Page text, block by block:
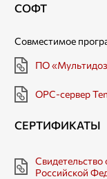
СОФТ
Совместимое
ПО
OPC-сервер
СЕРТИФИКАТЫ
Свидетельство
Российской